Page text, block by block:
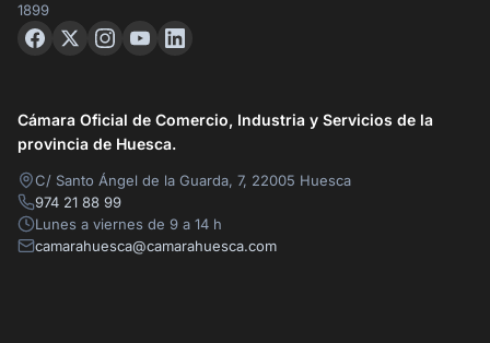
1899
Cámara Oficial de Comercio, Industria y Servicios de la
provincia de Huesca.
C/ Santo Ángel de la Guarda, 7, 22005 Huesca
974 21 88 99
Lunes a viernes de 9 a 14 h
camarahuesca@camarahuesca.com